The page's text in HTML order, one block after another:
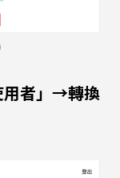
用者」→轉換